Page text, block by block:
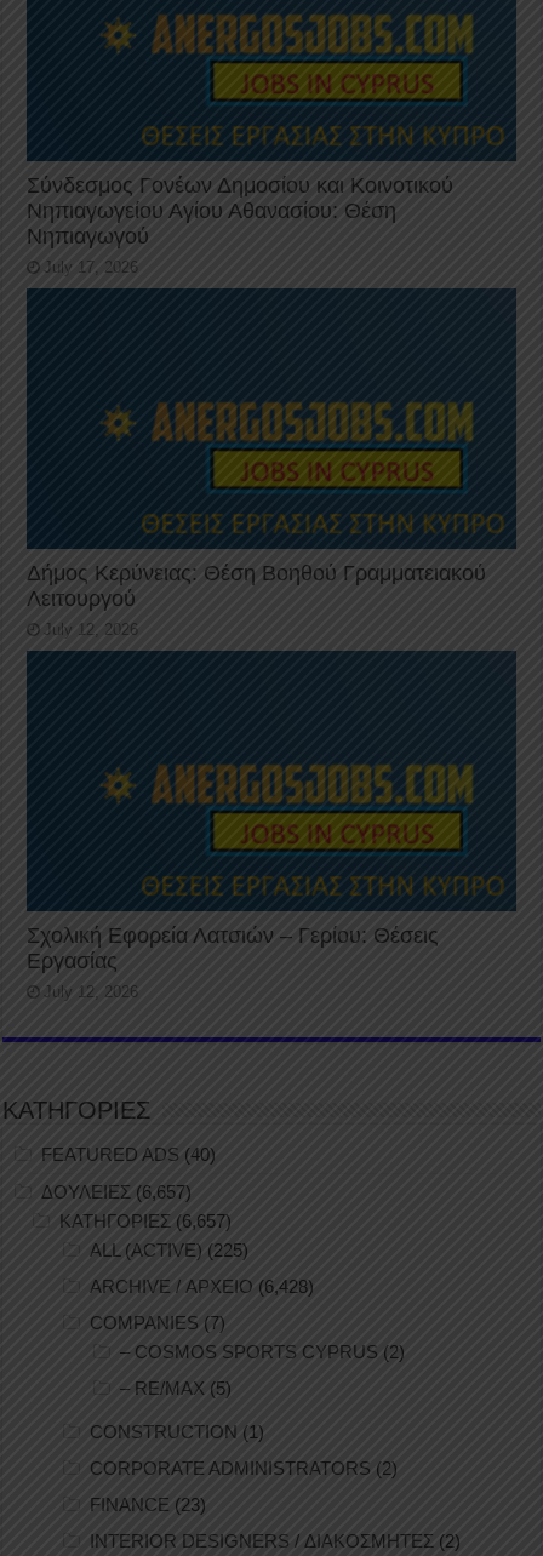
Σύνδεσμος Γονέων Δημοσίου και Κοινοτικού
Νηπιαγωγείου Αγίου Αθανασίου: Θέση
Νηπιαγωγού
July 17, 2026
Δήμος Κερύνειας: Θέση Βοηθού Γραμματειακού
Λειτουργού
July 12, 2026
Σχολική Εφορεία Λατσιών – Γερίου: Θέσεις
Εργασίας
July 12, 2026
ΚΑΤΗΓΟΡΙΕΣ
FEATURED ADS (40)
ΔΟΥΛΕΙΕΣ (6,657)
ΚΑΤΗΓΟΡΙΕΣ (6,657)
ALL (ACTIVE) (225)
ARCHIVE / ΑΡΧΕΙΟ (6,428)
COMPANIES (7)
– COSMOS SPORTS CYPRUS (2)
– RE/MAX (5)
CONSTRUCTION (1)
CORPORATE ADMINISTRATORS (2)
FINANCE (23)
INTERIOR DESIGNERS / ΔΙΑΚΟΣΜΗΤΕΣ (2)